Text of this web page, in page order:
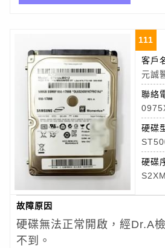
111
客戶
元誠
聯絡
硬碟
硬碟
故障原因
硬碟無法正常開啟，經Dr.A
不到。